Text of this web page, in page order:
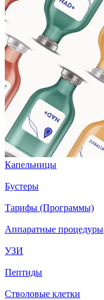
Капельницы
Бустеры
Тарифы (Программы)
Аппаратные процедуры
УЗИ
Пептиды
Стволовые клетки